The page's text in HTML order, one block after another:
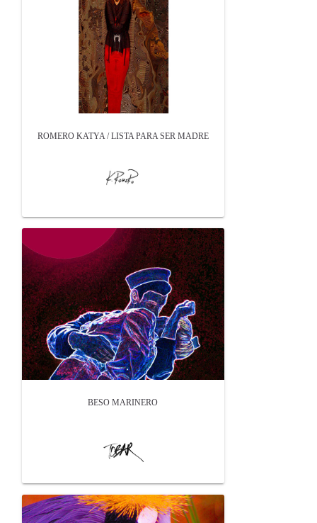
ROMERO KATYA / LISTA PARA SER MADRE
BESO MARINERO